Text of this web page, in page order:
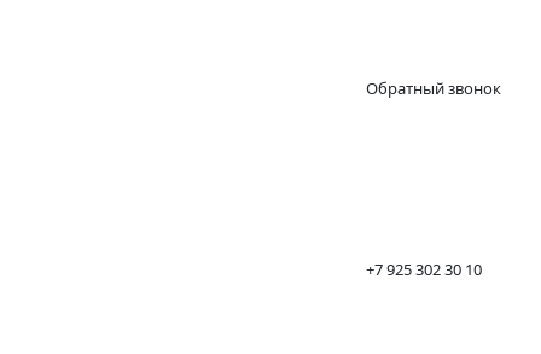
Обратный звонок
+7 925 302 30 10